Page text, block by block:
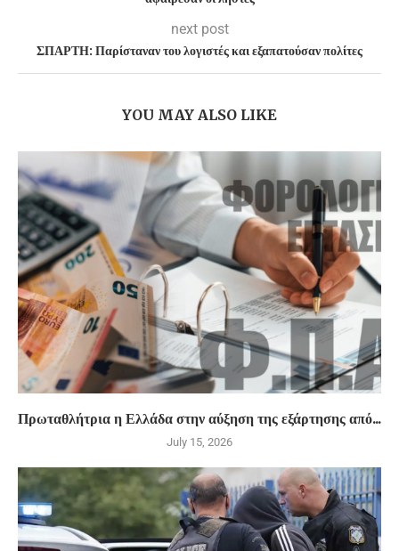
next post
ΣΠΑΡΤΗ: Παρίσταναν του λογιστές και εξαπατούσαν πολίτες
YOU MAY ALSO LIKE
Πρωταθλήτρια η Ελλάδα στην αύξηση της εξάρτησης από...
July 15, 2026